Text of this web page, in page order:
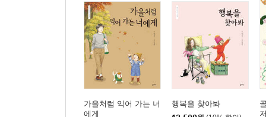
가을처럼 익어 가는 너
에게
행복을 찾아봐